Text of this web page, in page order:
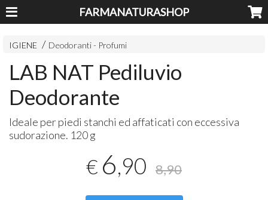
FARMANATURASHOP
IGIENE Deodoranti - Profumi
LAB NAT Pediluvio
Deodorante
Ideale per piedi stanchi ed affaticati con eccessiva
sudorazione. 120 g
€ 6,90 8,90